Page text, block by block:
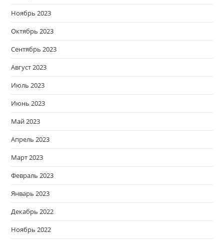
Ноябрь 2023
Октябрь 2023
Сентябрь 2023
Август 2023
Июль 2023
Июнь 2023
Май 2023
Апрель 2023
Март 2023
Февраль 2023
Январь 2023
Декабрь 2022
Ноябрь 2022